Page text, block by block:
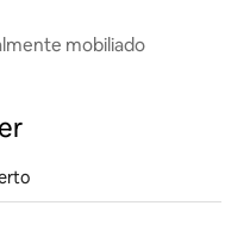
mobiliado